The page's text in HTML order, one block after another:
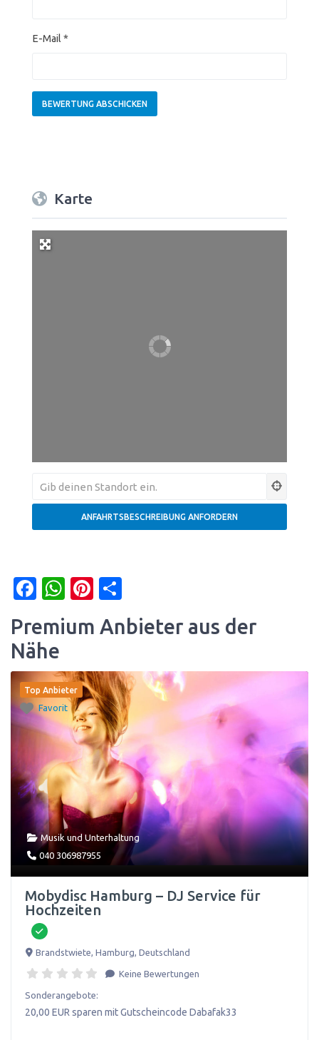
E-Mail *
Karte
Facebook
WhatsApp
Pinterest
Premium Anbieter aus der
Nähe
Top Anbieter
Favorit
Musik und Unterhaltung
040 306987955
Mobydisc Hamburg – DJ Service für
Hochzeiten
Brandstwiete, Hamburg, Deutschland
Keine Bewertungen
Sonderangebote:
20,00 EUR sparen mit Gutscheincode Dabafak33